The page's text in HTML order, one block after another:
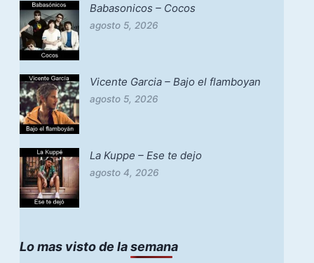
Babasonicos – Cocos
agosto 5, 2026
Vicente Garcia – Bajo el flamboyan
agosto 5, 2026
La Kuppe – Ese te dejo
agosto 4, 2026
Lo mas visto de la semana